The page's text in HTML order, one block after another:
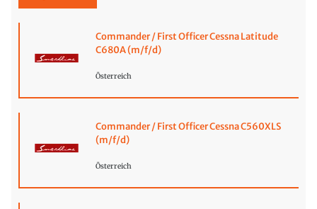
Commander / First Officer Cessna Latitude
C680A (m/f/d)
Österreich
Commander / First Officer Cessna C560XLS
(m/f/d)
Österreich